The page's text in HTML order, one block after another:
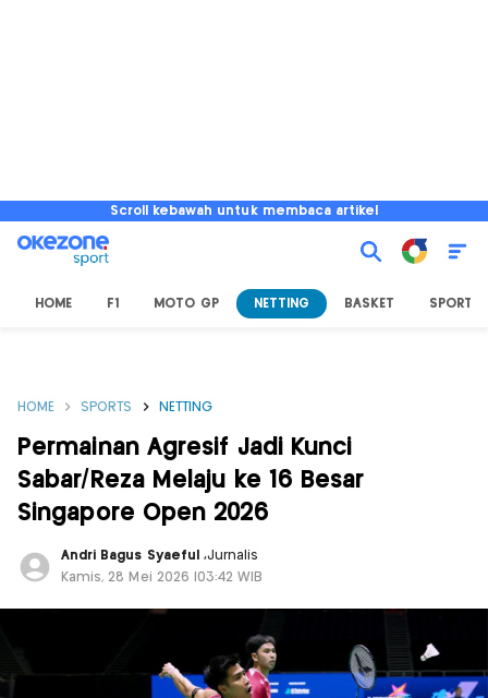
Scroll kebawah untuk membaca artikel
HOME F1 MOTO GP NETTING BASKET SPORT
HOME SPORTS NETTING
Permainan Agresif Jadi Kunci
Sabar/Reza Melaju ke 16 Besar
Singapore Open 2026
Andri Bagus Syaeful ,Jurnalis
Kamis, 28 Mei 2026 |03:42 WIB